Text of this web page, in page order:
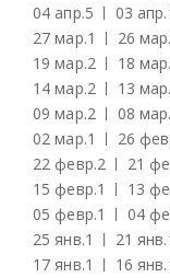
04 апр.5 03 апр.
27 мар.1 26 мар.
19 мар.2 18 мар.
14 мар.2 13 мар.
09 мар.2 08 мар.
02 мар.1 26
22 февр.2 21
15 февр.1 13
05 февр.1 04
25 янв.1 21 янв.
17 янв.1 16 янв.